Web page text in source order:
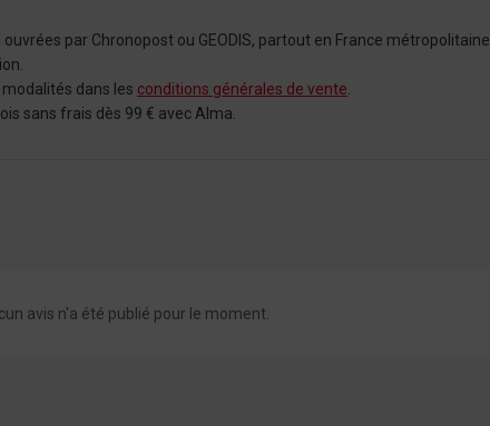
par Chronopost ou GEODIS, partout en France métropolitaine.
dans les conditions générales de vente
sans frais dès 99 € avec Alma.
avis n'a été publié pour le moment.